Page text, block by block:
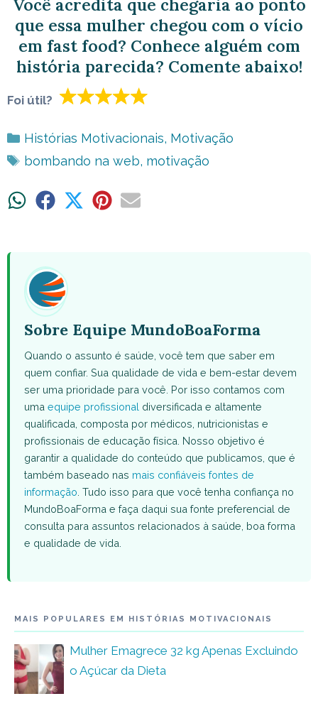
Você acredita que chegaria ao ponto
que essa mulher chegou com o vício
em fast food? Conhece alguém com
história parecida? Comente abaixo!
Foi útil?
Categorias
Histórias Motivacionais, Motivação
Tags
bombando na web, motivação
ShareShare ShareShareShare
Sobre Equipe MundoBoaForma
Quando o assunto é saúde, você tem que saber em
quem confiar. Sua qualidade de vida e bem-estar devem
ser uma prioridade para você. Por isso contamos com
uma equipe profissional diversificada e altamente
qualificada, composta por médicos, nutricionistas e
profissionais de educação física. Nosso objetivo é
garantir a qualidade do conteúdo que publicamos, que é
também baseado nas mais confiáveis fontes de
informação . Tudo isso para que você tenha confiança no
MundoBoaForma e faça daqui sua fonte preferencial de
consulta para assuntos relacionados à saúde, boa forma
e qualidade de vida.
MAIS POPULARES EM HISTÓRIAS MOTIVACIONAIS
Mulher Emagrece 32 kg Apenas Excluindo
o Açúcar da Dieta